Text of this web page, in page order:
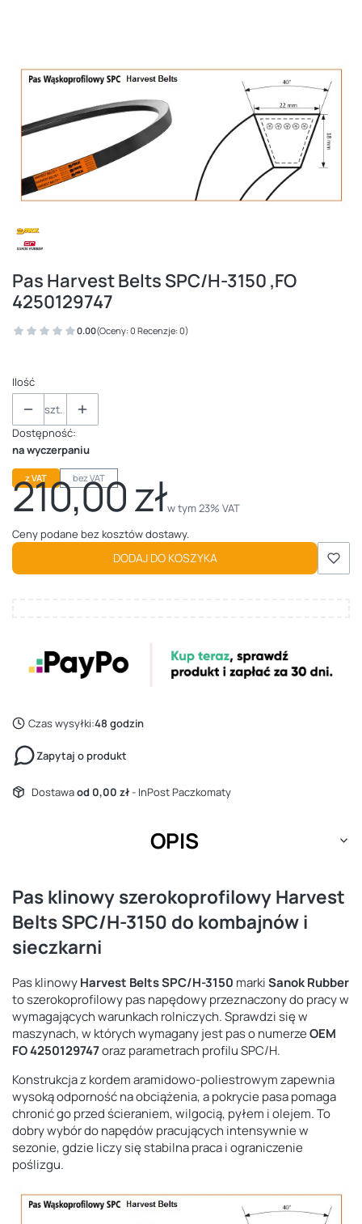
Pas Harvest Belts SPC/H-3150 ,FO
4250129747
0.00(Oceny: 0 Recenzje: 0)
Ilość
szt.
Dostępność:
na wyczerpaniu
z VAT bez VAT
Cena
210,00 złw tym 23% VAT
w tym23% VAT
Ceny podane bez kosztów dostawy.
DODAJ DO KOSZYKA
Czas wysyłki:48 godzin
Zapytaj o produkt
Dostawaod 0,00 zł- InPost Paczkomaty
OPIS
Pas klinowy szerokoprofilowy Harvest
Belts SPC/H-3150 do kombajnów i
sieczkarni
Pas klinowyHarvest Belts SPC/H-3150 markiSanok Rubber
to szerokoprofilowy pas napędowy przeznaczony do pracy w
wymagających warunkach rolniczych. Sprawdzi się w
maszynach, w których wymagany jest pas o numerzeOEM
FO 4250129747oraz parametrach profilu SPC/H.
Konstrukcja z kordem aramidowo-poliestrowym zapewnia
wysoką odporność na obciążenia, a pokrycie pasa pomaga
chronić go przed ścieraniem, wilgocią, pyłem i olejem. To
dobry wybór do napędów pracujących intensywnie w
sezonie, gdzie liczy się stabilna praca i ograniczenie
poślizgu.